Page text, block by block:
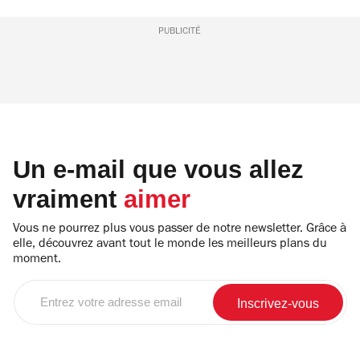
PUBLICITÉ
Un e-mail que vous allez
vraiment aimer
Vous ne pourrez plus vous passer de notre newsletter. Grâce à
elle, découvrez avant tout le monde les meilleurs plans du
moment.